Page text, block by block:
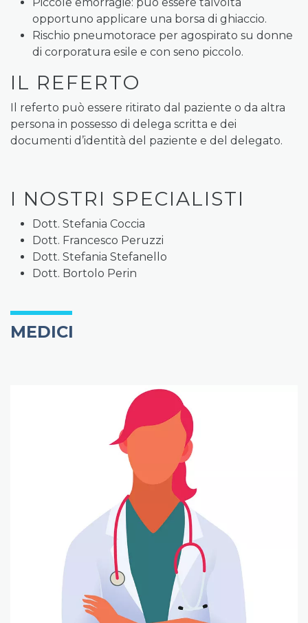
opportuno applicare una borsa di ghiaccio.
Rischio pneumotorace per agospirato su donne
di corporatura esile e con seno piccolo.
IL REFERTO
Il referto può essere ritirato dal paziente o da altra
persona in possesso di delega scritta e dei
documenti d’identità del paziente e del delegato.
I NOSTRI SPECIALISTI
Dott. Stefania Coccia
Dott. Francesco Peruzzi
Dott. Stefania Stefanello
Dott. Bortolo Perin
MEDICI